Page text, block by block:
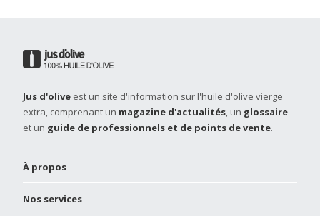
Jus d'olive est un site d'information sur l'huile d'olive vierge
extra, comprenant un magazine d'actualités, un glossaire
et un guide de professionnels et de points de vente.
À propos
Nos services